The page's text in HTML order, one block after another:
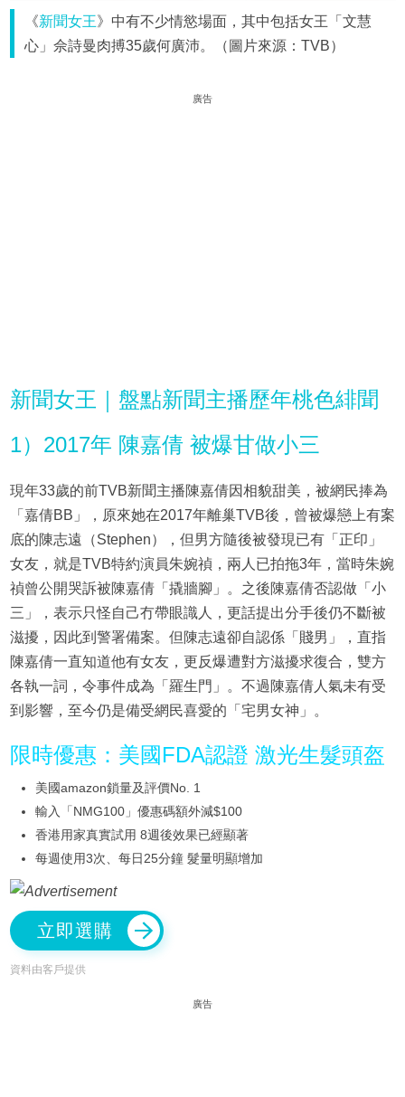
《新聞女王》中有不少情慾場面，其中包括女王「文慧
心」佘詩曼肉搏35歲何廣沛。（圖片來源：TVB）
廣告
新聞女王｜盤點新聞主播歷年桃色緋聞
1）2017年 陳嘉倩 被爆甘做小三
現年33歲的前TVB新聞主播陳嘉倩因相貌甜美，被網民捧為
「嘉倩BB」，原來她在2017年離巢TVB後，曾被爆戀上有案
底的陳志遠（Stephen），但男方隨後被發現已有「正印」
女友，就是TVB特約演員朱婉禎，兩人已拍拖3年，當時朱婉
禎曾公開哭訴被陳嘉倩「撬牆腳」。之後陳嘉倩否認做「小
三」，表示只怪自己冇帶眼識人，更話提出分手後仍不斷被
滋擾，因此到警署備案。但陳志遠卻自認係「賤男」，直指
陳嘉倩一直知道他有女友，更反爆遭對方滋擾求復合，雙方
各執一詞，令事件成為「羅生門」。不過陳嘉倩人氣未有受
到影響，至今仍是備受網民喜愛的「宅男女神」。
限時優惠：美國FDA認證 激光生髮頭盔
美國amazon鎖量及評價No. 1
輸入「NMG100」優惠碼額外減$100
香港用家真實試用 8週後效果已經顯著
每週使用3次、每日25分鐘 髮量明顯增加
立即選購
資料由客戶提供
廣告